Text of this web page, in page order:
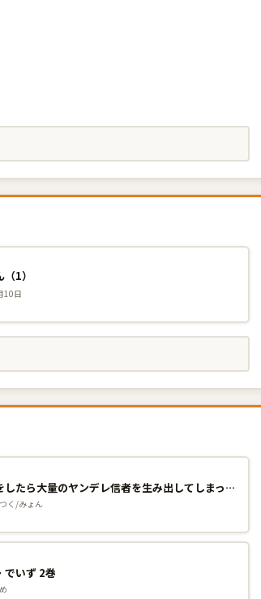
1）
10日
異世界で配信活動をしたら大量のヤンデレ信者を生み出してしまった件 7巻
く/みょん
でいず 2巻